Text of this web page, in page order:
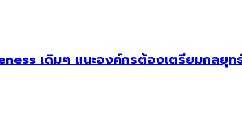
เดิมๆ แนะองค์กรต้องเตรียมกลยุท